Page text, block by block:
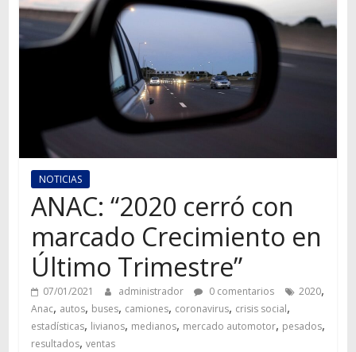
información
del
mundo
NOTICIAS
ANAC: “2020 cerró con
marcado Crecimiento en
Último Trimestre”
07/01/2021 administrador 0 comentarios 2020,
Anac, autos, buses, camiones, coronavirus, crisis social,
estadísticas, livianos, medianos, mercado automotor, pesados,
resultados, ventas